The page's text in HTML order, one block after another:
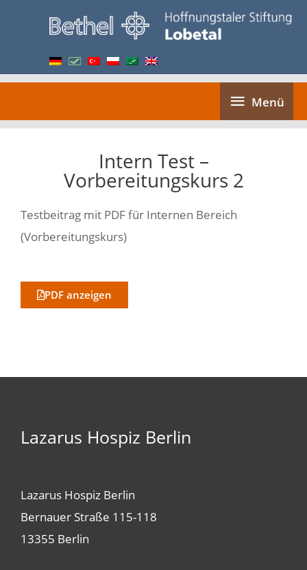
Menü
Menü
Intern Test –
Vorbereitungskurs 2
Testbeitrag mit PDF für Internen Bereich
(Vorbereitungskurs)
PDF anzeigen
Lazarus Hospiz Berlin
Lazarus Hospiz Berlin
Bernauer Straße 115-118
13355 Berlin